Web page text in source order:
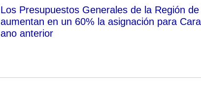
Los Presupuestos Generales de la Región
aumentan en un 60% la asignación para
ano anterior